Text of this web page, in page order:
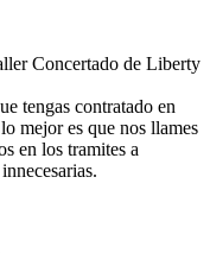
Concertado de Liberty
tengas contratado en
mejor es que nos llames
en los tramites a